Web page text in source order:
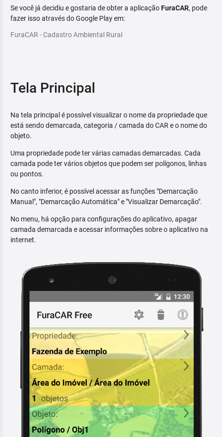
Se você já decidiu e gostaria de obter a aplicaçãoFuraCAR, pode
fazer isso através do Google Play em:
FuraCAR - Cadastro Ambiental Rural
Tela Principal
Na tela principal é possível visualizar o nome da propriedade que
está sendo demarcada, categoria / camada do CAR e o nome do
objeto.
Uma propriedade pode ter várias camadas demarcadas. Cada
camada pode ter vários objetos que podem ser polígonos, linhas
ou pontos.
No canto inferior, é possível acessar as funções "Demarcação
Manual", "Demarcação Automática" e "Visualizar Demarcação".
No menu, há opção para configurações do aplicativo, apagar
camada demarcada e acessar informações sobre o aplicativo na
internet.